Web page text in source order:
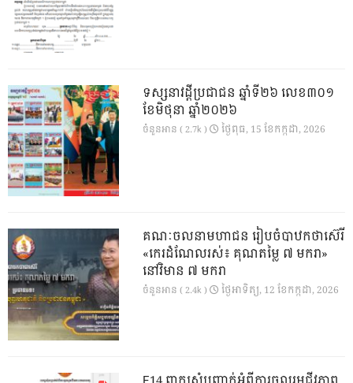
ទស្សនាវដ្ដីប្រជាជន ឆ្នាំទី២៦ លេខ៣០១
ខែមិថុនា ឆ្នាំ២០២៦
ចំនួនអាន ( 2.7k ) ថ្ងៃ​ពុធ, 15 ខែ​កក្កដា, 2026
គណៈចលនាមហាជន រៀបចំបាឋកថាស៊េរី
«កេរដំណែលរស់៖ គុណតម្លៃ ៧ មករា»
នៅវិមាន ៧ មករា
ចំនួនអាន ( 2.4k ) ថ្ងៃ​អាទិត្យ, 12 ខែ​កក្កដា, 2026